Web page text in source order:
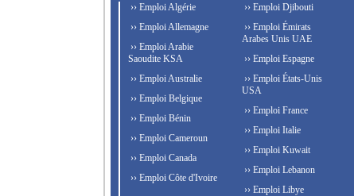
›› Emploi Algérie
›› Emploi Allemagne
›› Emploi Arabie
Saoudite KSA
›› Emploi Australie
›› Emploi Belgique
›› Emploi Bénin
›› Emploi Cameroun
›› Emploi Canada
›› Emploi Côte d'Ivoire
›› Emploi Djibouti
›› Emploi Émirats
Arabes Unis UAE
›› Emploi Espagne
›› Emploi États-Unis
USA
›› Emploi France
›› Emploi Italie
›› Emploi Kuwait
›› Emploi Lebanon
›› Emploi Libye